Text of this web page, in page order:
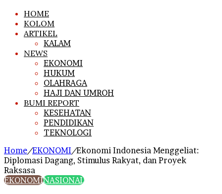
HOME
KOLOM
ARTIKEL
KALAM
NEWS
EKONOMI
HUKUM
OLAHRAGA
HAJI DAN UMROH
BUMI REPORT
KESEHATAN
PENDIDIKAN
TEKNOLOGI
Home/EKONOMI/Ekonomi Indonesia Menggeliat:
Diplomasi Dagang, Stimulus Rakyat, dan Proyek
Raksasa
EKONOMINASIONAL